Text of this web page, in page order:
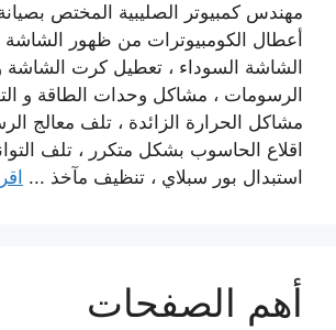
مهندس كمبيوتر الصليبية المختص
أعطال الكومبيوترات من ظهور الشاشة
الشاشة السوداء ، تعطيل كرت الشاشة
الرسومات ، مشاكل وحدات الطاقة و
مشاكل الحرارة الزائدة ، تلف معالج
اقلاع الحاسوب بشكل متكرر ، تلف
استبدال بور سبلاي ، تنظيف مآخذ ...
أهم الصفحات